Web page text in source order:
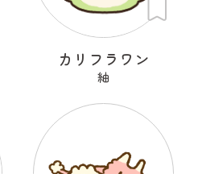
カリフラワン
紬